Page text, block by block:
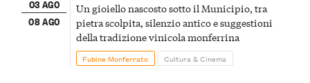
03 AGO
08 AGO
Un gioiello nascosto sotto il Municipio, tra
pietra scolpita, silenzio antico e suggestioni
della tradizione vinicola monferrina
Fubine Monferrato Cultura & Cinema